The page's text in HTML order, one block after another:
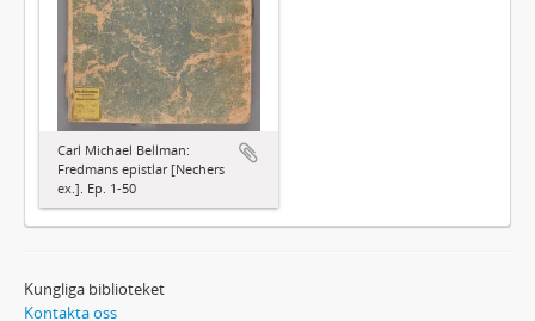
Carl Michael Bellman:
Fredmans epistlar [Nechers
ex.]. Ep. 1-50
Kungliga biblioteket
Kontakta oss